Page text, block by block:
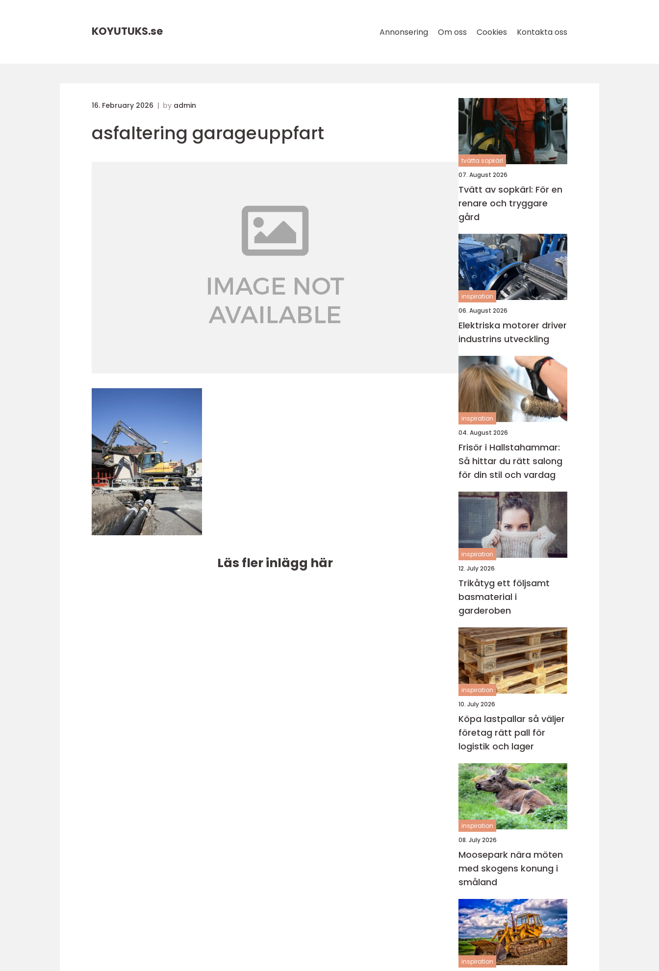
KOYUTUKS.se Annonsering Om oss Cookies Kontakta oss
16. February 2026 by admin
asfaltering garageuppfart
Läs fler inlägg här
tvätta sopkärl
07. August 2026
Tvätt av sopkärl: För en
renare och tryggare
gård
inspiration
06. August 2026
Elektriska motorer driver
industrins utveckling
inspiration
04. August 2026
Frisör i Hallstahammar:
Så hittar du rätt salong
för din stil och vardag
inspiration
12. July 2026
Trikåtyg ett följsamt
basmaterial i
garderoben
inspiration
10. July 2026
Köpa lastpallar så väljer
företag rätt pall för
logistik och lager
inspiration
08. July 2026
Moosepark nära möten
med skogens konung i
småland
inspiration